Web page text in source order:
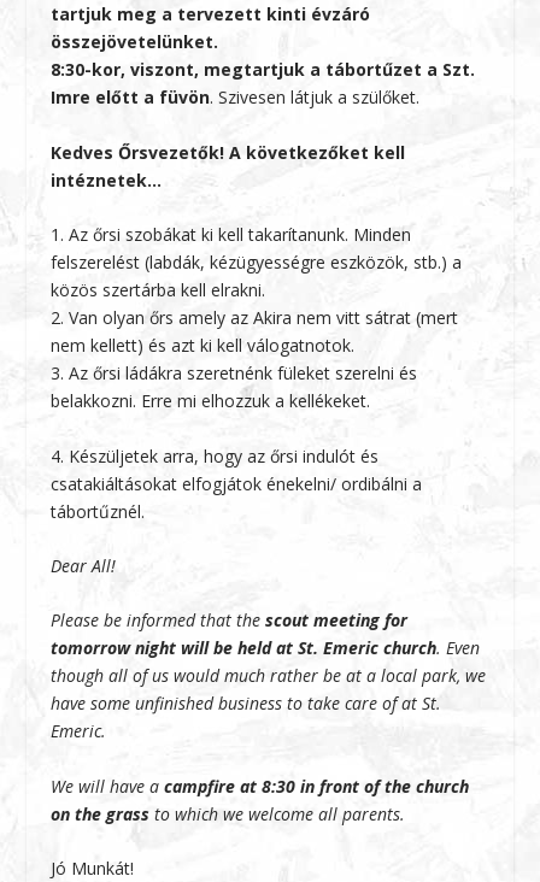
tartjuk meg a tervezett kinti évzáró
összejövetelünket.
8:30-kor, viszont, megtartjuk a tábortűzet a Szt.
Imre előtt a füvön. Szivesen látjuk a szülőket.
Kedves Őrsvezetők! A következőket kell
intéznetek…
1. Az őrsi szobákat ki kell takarítanunk. Minden
felszerelést (labdák, kézügyességre eszközök, stb.) a
közös szertárba kell elrakni.
2. Van olyan őrs amely az Akira nem vitt sátrat (mert
nem kellett) és azt ki kell válogatnotok.
3. Az őrsi ládákra szeretnénk füleket szerelni és
belakkozni. Erre mi elhozzuk a kellékeket.
4. Készüljetek arra, hogy az őrsi indulót és
csatakiáltásokat elfogjátok énekelni/ ordibálni a
tábortűznél.
Dear All!
Please be informed that thescout meeting for
tomorrow night will be held at St. Emeric church. Even
though all of us would much rather be at a local park, we
have some unfinished business to take care of at St.
Emeric.
We will have acampfire at 8:30 in front of the church
on the grass to which we welcome all parents.
Jó Munkát!